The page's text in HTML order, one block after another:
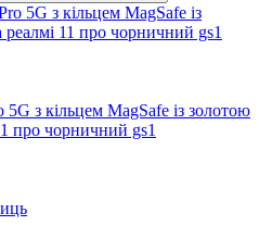
з кільцем MagSafe із золотою
про чорничний gs1